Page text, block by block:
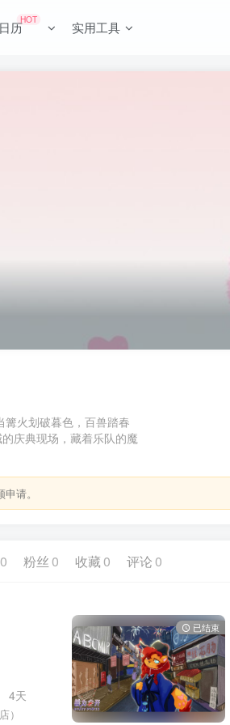
历HOT 实用工具
篝火划破暮色，百兽踏春
庆典现场，藏着乐队的魔
请。
0 粉丝 0 收藏 0 评论 0
4天
）
已结束